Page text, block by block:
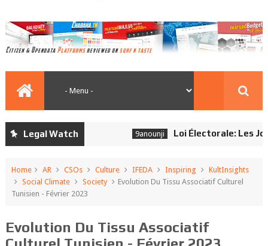
Legal Watch 9anounji Loi Électorale: Les
Home AR CSOs Culture IFEDA Inspiring
KultInsights
Social Climate
Society
Evolution Du Tissu Associatif Culturel
Tunisien - Février 2023
Evolution Du Tissu Associatif